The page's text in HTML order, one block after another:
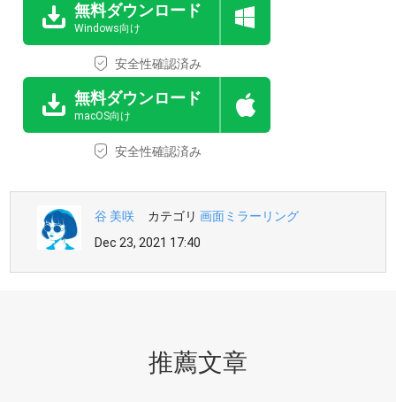
無料ダウンロード
Windows向け
安全性確認済み
無料ダウンロード
macOS向け
安全性確認済み
谷 美咲 カテゴリ画面ミラーリング
Dec 23, 2021 17:40
推薦文章